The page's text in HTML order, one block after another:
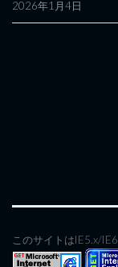
2026年1月4日
このサイトはIE5.x/IE6